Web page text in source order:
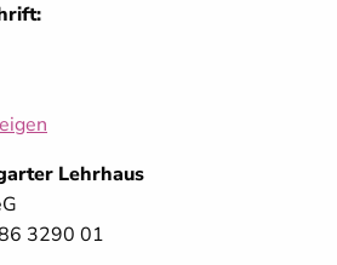
Lehrhaus
3290 01